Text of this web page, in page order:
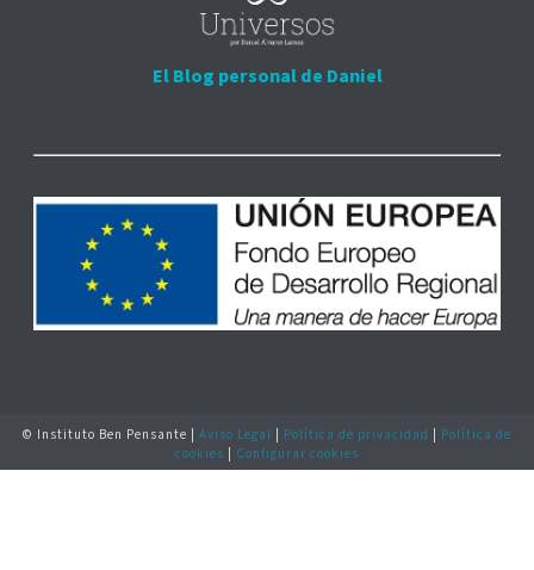
El Blog personal de Daniel
© Instituto Ben Pensante | Aviso Legal | Política de privacidad | Política de
cookies | Configurar cookies